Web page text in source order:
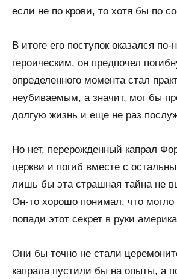
если не по крови, то хотя бы по
В итоге его поступок оказался
героическим, он предпочел
определенного момента стал
неубиваемым, а значит, мог бы
долгую жизнь и еще не раз
Но нет, перерожденный капрал
церкви и погиб вместе с
лишь бы эта страшная тайна не
Он-то хорошо понимал, что могло
попади этот секрет в руки
Они бы точно не стали
капрала пустили бы на опыты, а